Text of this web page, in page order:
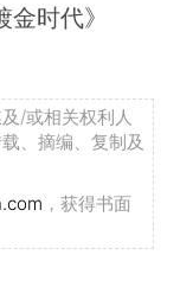
时代》
/或相关权利人
、摘编、复制及
，获得书面